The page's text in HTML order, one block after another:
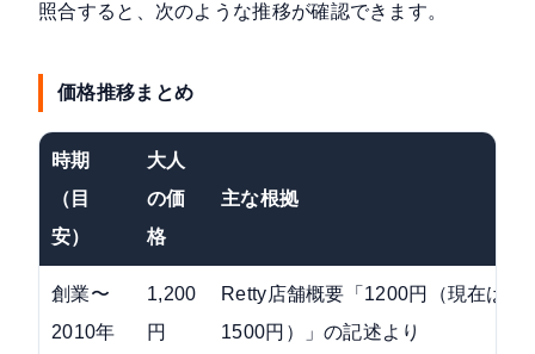
照合すると、次のような推移が確認できます。
価格推移まとめ
時期
（目
安）
大人
の価
格
主な根拠
創業〜
2010年
1,200
円
Retty店舗概要「1200円（現在は
1500円）」の記述より